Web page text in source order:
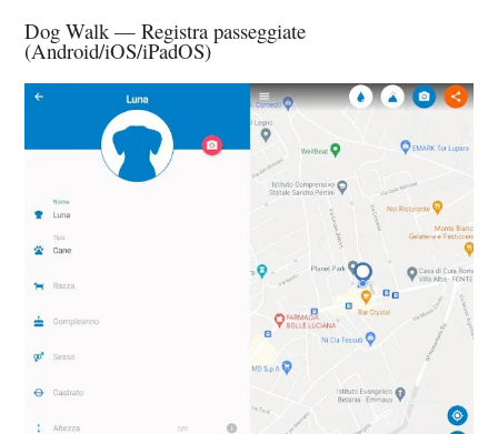
Dog Walk — Registra passeggiate
(Android/iOS/iPadOS)